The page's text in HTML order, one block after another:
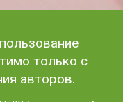
только с
авторов.